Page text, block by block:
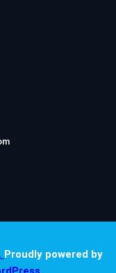
Proudly powered by